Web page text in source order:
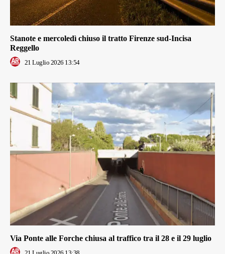
Stanote e mercoledì chiuso il tratto Firenze sud-Incisa
Reggello
21 Luglio 2026 13:54
Via Ponte alle Forche chiusa al traffico tra il 28 e il 29 luglio